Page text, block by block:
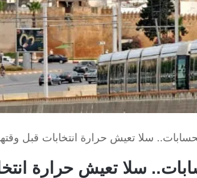
سلا تعيش حرارة انتخابات قبل
سلا تعيش حرارة